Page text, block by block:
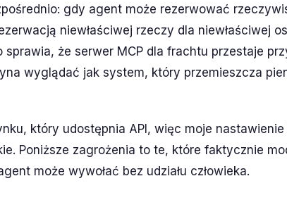
gdy agent może rezerwować
niewłaściwej rzeczy dla niewłaściwej
że serwer MCP dla frachtu przestaje
wyglądać jak system, który przemieszcza
który udostępnia API, więc moje
Poniższe zagrożenia to te, które faktycznie
może wywołać bez udziału człowieka.